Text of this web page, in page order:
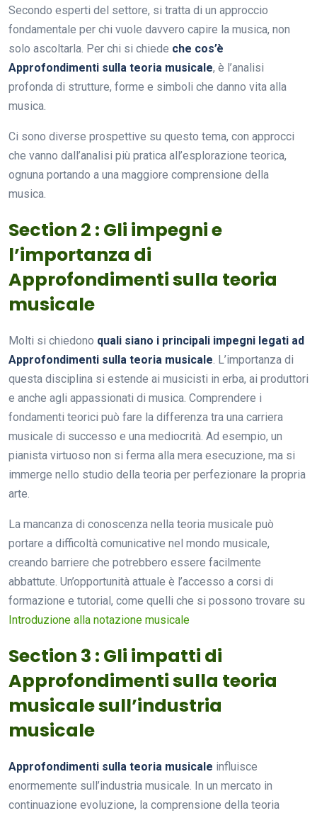
Secondo esperti del settore, si tratta di un approccio
fondamentale per chi vuole davvero capire la musica, non
solo ascoltarla. Per chi si chiede che cos’è
Approfondimenti sulla teoria musicale, è l’analisi
profonda di strutture, forme e simboli che danno vita alla
musica.
Ci sono diverse prospettive su questo tema, con approcci
che vanno dall’analisi più pratica all’esplorazione teorica,
ognuna portando a una maggiore comprensione della
musica.
Section 2 : Gli impegni e
l’importanza di
Approfondimenti sulla teoria
musicale
Molti si chiedono quali siano i principali impegni legati ad
Approfondimenti sulla teoria musicale. L’importanza di
questa disciplina si estende ai musicisti in erba, ai produttori
e anche agli appassionati di musica. Comprendere i
fondamenti teorici può fare la differenza tra una carriera
musicale di successo e una mediocrità. Ad esempio, un
pianista virtuoso non si ferma alla mera esecuzione, ma si
immerge nello studio della teoria per perfezionare la propria
arte.
La mancanza di conoscenza nella teoria musicale può
portare a difficoltà comunicative nel mondo musicale,
creando barriere che potrebbero essere facilmente
abbattute. Un’opportunità attuale è l’accesso a corsi di
formazione e tutorial, come quelli che si possono trovare su
Introduzione alla notazione musicale
Section 3 : Gli impatti di
Approfondimenti sulla teoria
musicale sull’industria
musicale
Approfondimenti sulla teoria musicale influisce
enormemente sull’industria musicale. In un mercato in
continuazione evoluzione, la comprensione della teoria